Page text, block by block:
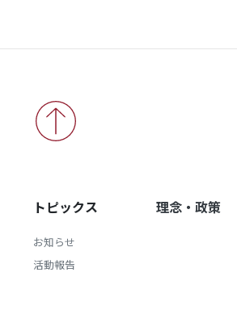
トピックス
お知らせ
活動報告
理念・政策